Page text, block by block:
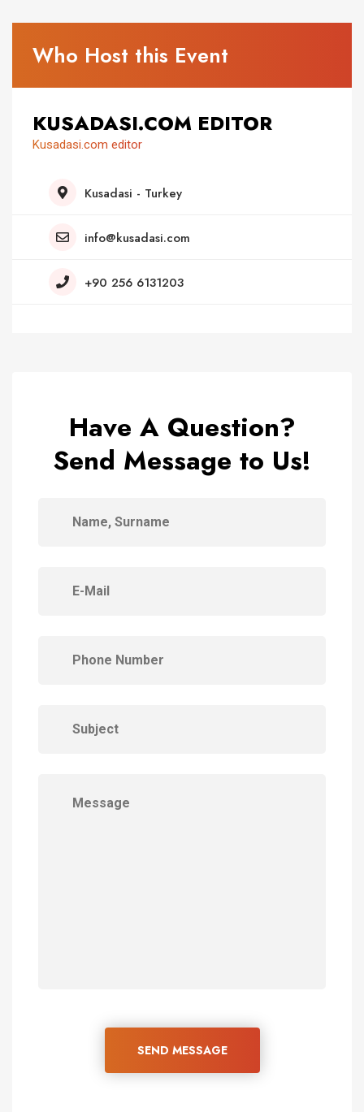
Who Host this Event
KUSADASI.COM EDITOR
Kusadasi.com editor
Kusadasi - Turkey
info@kusadasi.com
+90 256 6131203
Have A Question?
Send Message to Us!
SEND MESSAGE